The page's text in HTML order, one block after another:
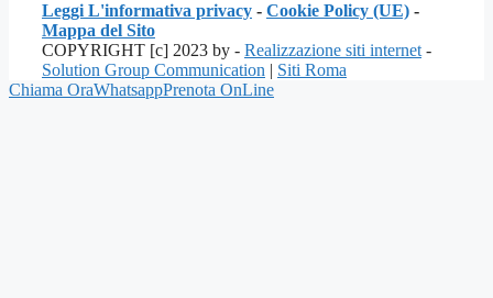
Leggi L'informativa privacy - Cookie Policy (UE) -
Mappa del Sito
COPYRIGHT [c] 2023 by - Realizzazione siti internet -
Solution Group Communication | Siti Roma
Chiama OraWhatsappPrenota OnLine